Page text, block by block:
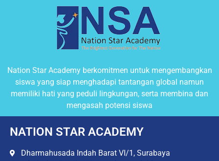
Nation Star Academy berkomitmen untuk mengembangkan
siswa yang siap menghadapi tantangan global namun
memiliki hati yang peduli lingkungan, serta membina dan
mengasah potensi siswa
NATION STAR ACADEMY
Dharmahusada Indah Barat VI/1, Surabaya